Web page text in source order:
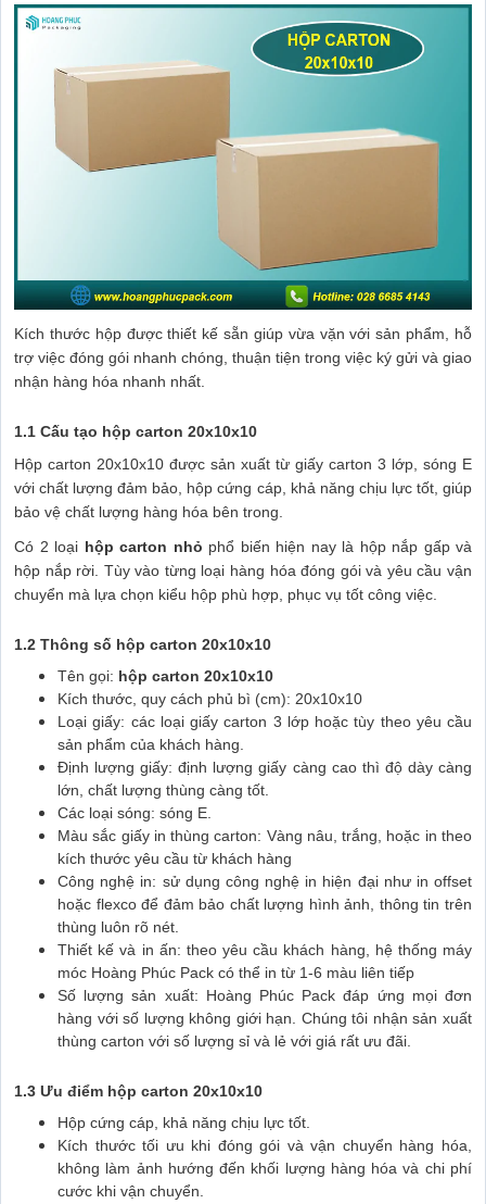
Kích thước hộp được thiết kế sẵn giúp vừa vặn với sản phẩm, hỗ
trợ việc đóng gói nhanh chóng, thuận tiện trong việc ký gửi và giao
nhận hàng hóa nhanh nhất.
1.1 Cấu tạo hộp carton 20x10x10
Hộp carton 20x10x10 được sản xuất từ giấy carton 3 lớp, sóng E
với chất lượng đảm bảo, hộp cứng cáp, khả năng chịu lực tốt, giúp
bảo vệ chất lượng hàng hóa bên trong.
Có 2 loại hộp carton nhỏ phổ biến hiện nay là hộp nắp gấp và
hộp nắp rời. Tùy vào từng loại hàng hóa đóng gói và yêu cầu vận
chuyển mà lựa chọn kiểu hộp phù hợp, phục vụ tốt công việc.
1.2 Thông số hộp carton 20x10x10
Tên gọi: hộp carton 20x10x10
Kích thước, quy cách phủ bì (cm): 20x10x10
Loại giấy: các loại giấy carton 3 lớp hoặc tùy theo yêu cầu
sản phẩm của khách hàng.
Định lượng giấy: định lượng giấy càng cao thì độ dày càng
lớn, chất lượng thùng càng tốt.
Các loại sóng: sóng E.
Màu sắc giấy in thùng carton: Vàng nâu, trắng, hoặc in theo
kích thước yêu cầu từ khách hàng
Công nghệ in: sử dụng công nghệ in hiện đại như in offset
hoặc flexco để đảm bảo chất lượng hình ảnh, thông tin trên
thùng luôn rõ nét.
Thiết kế và in ấn: theo yêu cầu khách hàng, hệ thống máy
móc Hoàng Phúc Pack có thể in từ 1-6 màu liên tiếp
Số lượng sản xuất: Hoàng Phúc Pack đáp ứng mọi đơn
hàng với số lượng không giới hạn. Chúng tôi nhận sản xuất
thùng carton với số lượng sỉ và lẻ với giá rất ưu đãi.
1.3 Ưu điểm hộp carton 20x10x10
Hộp cứng cáp, khả năng chịu lực tốt.
Kích thước tối ưu khi đóng gói và vận chuyển hàng hóa,
không làm ảnh hướng đến khối lượng hàng hóa và chi phí
cước khi vận chuyển.